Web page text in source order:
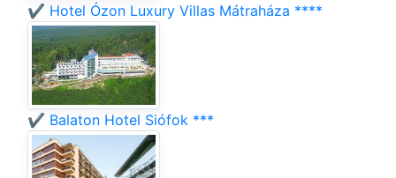
✔️ Hotel Ózon Luxury Villas Mátraháza ****
✔️ Balaton Hotel Siófok ***